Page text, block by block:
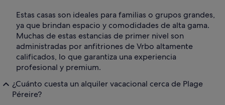
Estas casas son ideales para familias o grupos grandes,
ya que brindan espacio y comodidades de alta gama.
Muchas de estas estancias de primer nivel son
administradas por anfitriones de Vrbo altamente
calificados, lo que garantiza una experiencia
profesional y premium.
¿Cuánto cuesta un alquiler vacacional cerca de Plage
Péreire?